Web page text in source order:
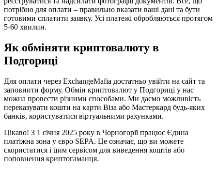
потрібно для оплати – правильно вказати ваші дані та бути
готовими сплатити заявку. Усі платежі обробляються протягом
5-60 хвилин.
Як обміняти криптовалюту в
Подгориці
Для оплати через ExchangeMafia достатньо увійти на сайт та
заповнити форму. Обмін криптовалют у Подгориці у нас
можна провести різними способами. Ми даємо можливість
переказувати кошти на карти Віза або Мастеркард будь-яких
банків, користуватися віртуальними рахунками.
Цікаво! З 1 січня 2025 року в Чорногорії працює Єдина
платіжна зона у євро SEPA. Це означає, що ви можете
скористатися і цим сервісом для виведення коштів або
поповнення криптогаманця.